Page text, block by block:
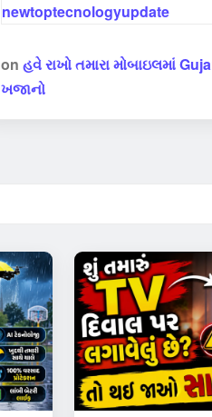
newtoptecnologyupdate
on હવે રાખો તમારા મોબાઇલમાં
ખજાનો